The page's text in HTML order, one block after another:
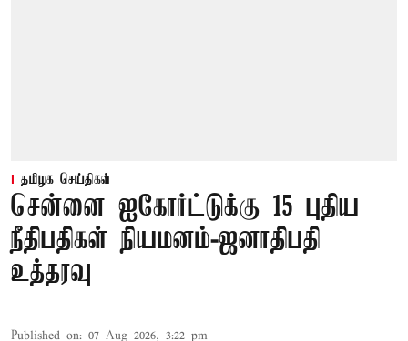
தமிழக செய்திகள்
சென்னை ஐகோர்ட்டுக்கு 15 புதிய
நீதிபதிகள் நியமனம்-ஜனாதிபதி
உத்தரவு
Published on: 07 Aug 2026, 3:22 pm